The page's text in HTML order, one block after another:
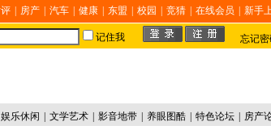
房产 汽车 健康 东盟 校园 竞猜 在线会员 新手
记住我 忘记密
娱乐休闲 文学艺术 影音地带 养眼图酷 特色论坛 房产